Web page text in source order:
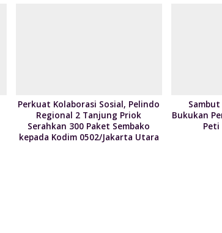
Perkuat Kolaborasi Sosial, Pelindo
Regional 2 Tanjung Priok
Serahkan 300 Paket Sembako
kepada Kodim 0502/Jakarta Utara
Sambut
Bukukan
Peti